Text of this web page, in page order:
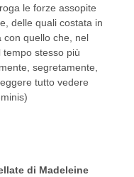
le forze assopite
delle quali costata in
con quello che, nel
stesso più
segretamente,
tutto vedere
di Madeleine